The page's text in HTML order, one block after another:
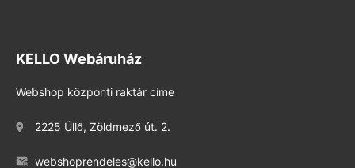
KELLO Webáruház
Webshop központi raktár címe
2225 Üllő, Zöldmező út. 2.
webshoprendeles@kello.hu